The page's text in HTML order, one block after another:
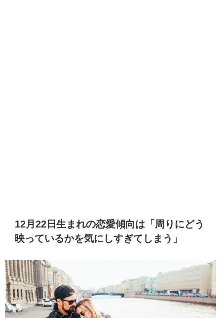
12月22日生まれの恋愛傾向は「周りにどう
映っているかを気にしすぎてしまう」